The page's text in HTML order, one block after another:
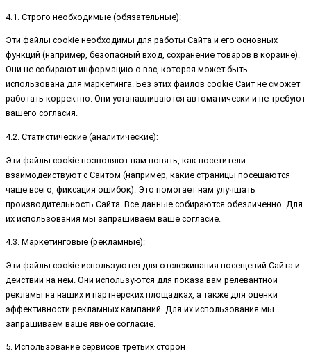
4.1. Строго необходимые (обязательные):
Эти файлы cookie необходимы для работы Сайта и его основных
функций (например, безопасный вход, сохранение товаров в корзине).
Они не собирают информацию о вас, которая может быть
использована для маркетинга. Без этих файлов cookie Сайт не сможет
работать корректно. Они устанавливаются автоматически и не требуют
вашего согласия.
4.2. Статистические (аналитические):
Эти файлы cookie позволяют нам понять, как посетители
взаимодействуют с Сайтом (например, какие страницы посещаются
чаще всего, фиксация ошибок). Это помогает нам улучшать
производительность Сайта. Все данные собираются обезличенно. Для
их использования мы запрашиваем ваше согласие.
4.3. Маркетинговые (рекламные):
Эти файлы cookie используются для отслеживания посещений Сайта и
действий на нем. Они используются для показа вам релевантной
рекламы на наших и партнерских площадках, а также для оценки
эффективности рекламных кампаний. Для их использования мы
запрашиваем ваше явное согласие.
5. Использование сервисов третьих сторон